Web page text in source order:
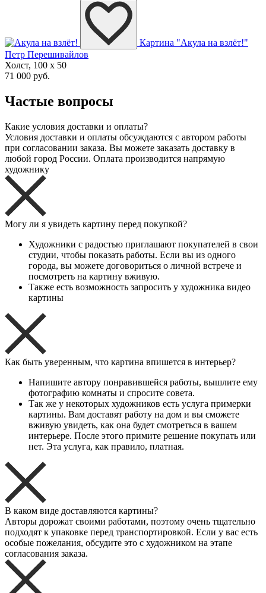
Картина "Акула на взлёт!"
Петр Перешивайлов
Холст, 100 x 50
71 000 руб.
Частые вопросы
Какие условия доставки и оплаты?
Условия доставки и оплаты обсуждаются с автором работы
при согласовании заказа. Вы можете заказать доставку в
любой город России. Оплата производится напрямую
художнику
Могу ли я увидеть картину перед покупкой?
Художники с радостью приглашают покупателей в свои
студии, чтобы показать работы. Если вы из одного
города, вы можете договориться о личной встрече и
посмотреть на картину вживую.
Также есть возможность запросить у художника видео
картины
Как быть уверенным, что картина впишется в интерьер?
Напишите автору понравившейся работы, вышлите ему
фотографию комнаты и спросите совета.
Так же у некоторых художников есть услуга примерки
картины. Вам доставят работу на дом и вы сможете
вживую увидеть, как она будет смотреться в вашем
интерьере. После этого примите решение покупать или
нет. Эта услуга, как правило, платная.
В каком виде доставляются картины?
Авторы дорожат своими работами, поэтому очень тщательно
подходят к упаковке перед транспортировкой. Если у вас есть
особые пожелания, обсудите это с художником на этапе
согласования заказа.